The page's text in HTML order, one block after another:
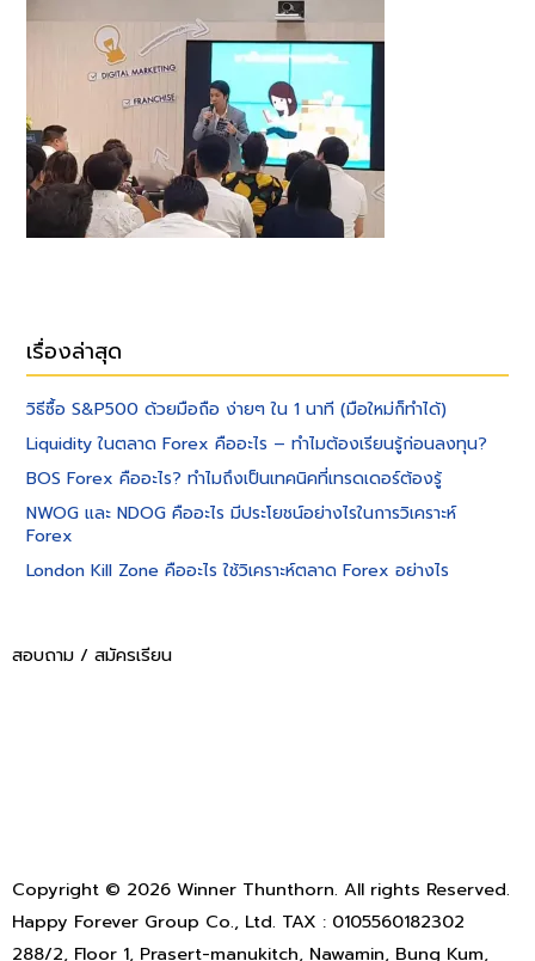
เรื่องล่าสุด
วิธีซื้อ S&P500 ด้วยมือถือ ง่ายๆ ใน 1 นาที (มือใหม่ก็ทำได้)
Liquidity ในตลาด Forex คืออะไร – ทำไมต้องเรียนรู้ก่อนลงทุน?
BOS Forex คืออะไร? ทำไมถึงเป็นเทคนิคที่เทรดเดอร์ต้องรู้
NWOG และ NDOG คืออะไร มีประโยชน์อย่างไรในการวิเคราะห์
Forex
London Kill Zone คืออะไร ใช้วิเคราะห์ตลาด Forex อย่างไร
สอบถาม / สมัครเรียน
Copyright © 2026 Winner Thunthorn. All rights Reserved.
Happy Forever Group Co., Ltd. TAX : 0105560182302
288/2, Floor 1, Prasert-manukitch, Nawamin, Bung Kum,